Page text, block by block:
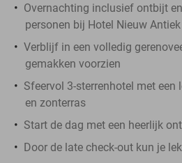
Overnachting inclusief ontbijt
personen bij Hotel Nieuw
Verblijf in een volledig
gemakken voorzien
Sfeervol 3-sterrenhotel met een
en zonterras
Start de dag met een heerlijk
Door de late check-out kun je